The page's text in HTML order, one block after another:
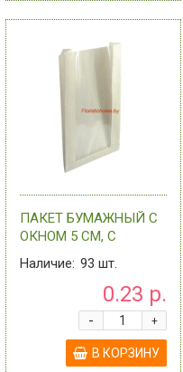
ПАКЕТ БУМАЖНЫЙ С
ОКНОМ 5 СМ, С
ПЛОСК. V-ОБРАЗНЫМ
ДНОМ, 11 СМ Х 26 СМ
АССОРТИМЕНТЕ
Наличие: 93 шт.
0.23 р.
+
-
В КОРЗИНУ